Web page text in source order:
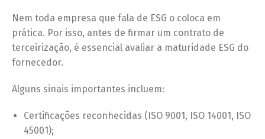
Nem toda empresa que fala de ESG o coloca em
prática. Por isso, antes de firmar um contrato de
terceirização, é essencial avaliar a maturidade ESG do
fornecedor.
Alguns sinais importantes incluem:
Certificações reconhecidas (ISO 9001, ISO 14001, ISO
45001);